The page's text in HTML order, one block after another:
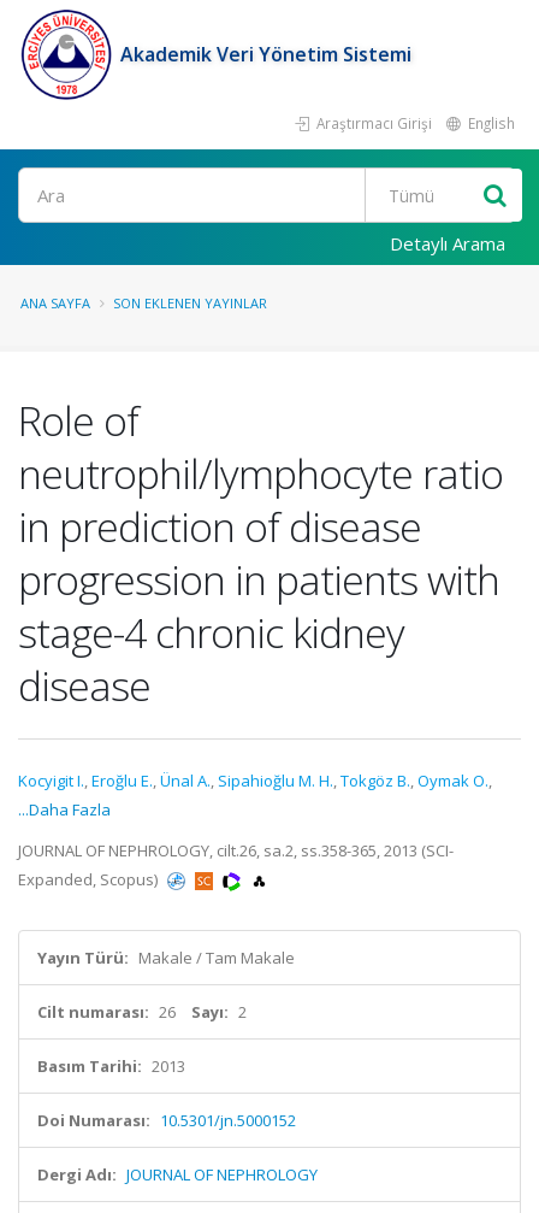
Akademik Veri Yönetim Sistemi
Araştırmacı Girişi English
Ara
Detaylı Arama
ANA SAYFA SON EKLENEN YAYINLAR
Role of
neutrophil/lymphocyte ratio
in prediction of disease
progression in patients with
stage-4 chronic kidney
disease
Kocyigit I.,Eroğlu E.,Ünal A., Sipahioğlu M. H.,Tokgöz B.,Oymak O.,
...Daha Fazla
JOURNAL OF NEPHROLOGY, cilt.26, sa.2, ss.358-365, 2013 (SCI-
Expanded, Scopus)
Yayın Türü: Makale / Tam Makale
Cilt numarası: 26 Sayı: 2
Basım Tarihi: 2013
Doi Numarası: 10.5301/jn.5000152
Dergi Adı: JOURNAL OF NEPHROLOGY